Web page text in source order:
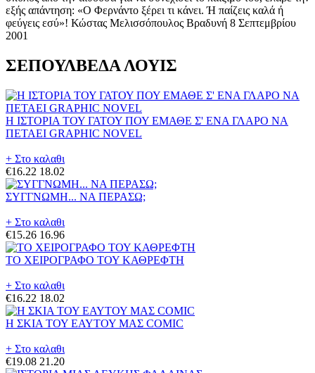
εξής απάντηση: «Ο Φερνάντο ξέρει τι κάνει. Ή παίζεις καλά ή
φεύγεις εσύ»! Κώστας Μελισσόπουλος Βραδυνή 8 Σεπτεμβρίου
2001
ΣΕΠΟΥΛΒΕΔΑ ΛΟΥΙΣ
Η ΙΣΤΟΡΙΑ ΤΟΥ ΓΑΤΟΥ ΠΟΥ ΕΜΑΘΕ Σ' ΕΝΑ ΓΛΑΡΟ ΝΑ
ΠΕΤΑΕΙ GRAPHIC NOVEL
+ Στο καλαθι
€16.22 18.02
ΣΥΓΓΝΩΜΗ... ΝΑ ΠΕΡΑΣΩ;
+ Στο καλαθι
€15.26 16.96
ΤΟ ΧΕΙΡΟΓΡΑΦΟ ΤΟΥ ΚΑΘΡΕΦΤΗ
+ Στο καλαθι
€16.22 18.02
Η ΣΚΙΑ ΤΟΥ ΕΑΥΤΟΥ ΜΑΣ COMIC
+ Στο καλαθι
€19.08 21.20